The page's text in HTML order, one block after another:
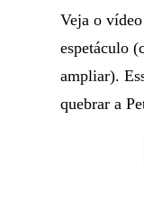
Veja o
espetáculo
ampliar).
quebrar a